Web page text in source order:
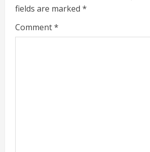
fields are marked *
Comment*